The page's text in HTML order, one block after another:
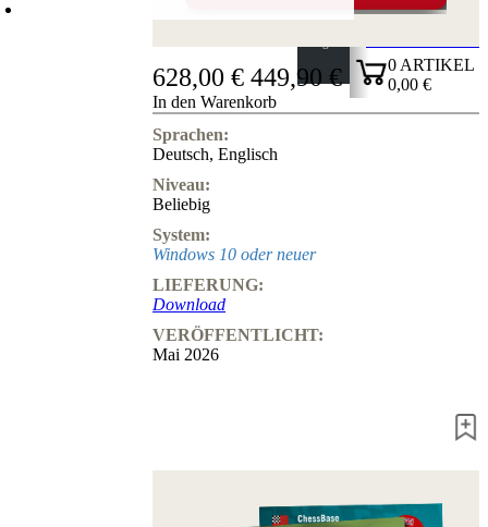
0 ARTIKEL
0,00 €
✔
628,00 € 449,90 €
In den Warenkorb
Sprachen:
Deutsch, Englisch
Niveau:
Beliebig
System:
Windows 10 oder neuer
LIEFERUNG:
Download
VERÖFFENTLICHT:
Mai 2026